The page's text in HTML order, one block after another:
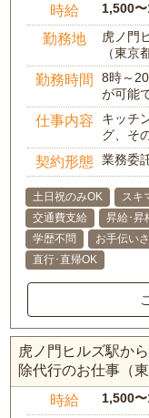
時給 1,500
勤務地
虎ノ門
（東京
勤務時間
8時～
が可能
仕事内容
キッチ
グ、そ
契約形態 業務委
土日祝のみOK スキ
交通費支給
昇給･昇
学歴不問
お手伝い
直行･直帰OK
虎ノ門ヒルズ駅か
除代行のお仕事（東
時給 1,500